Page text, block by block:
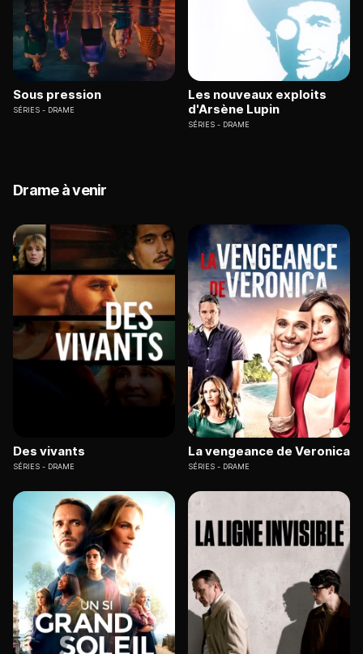
Sous pression
SÉRIES DRAME
Les nouveaux exploits
d'Arsène Lupin
SÉRIES DRAME
Drame à venir
Des vivants
SÉRIES DRAME
La vengeance de Veronica
SÉRIES DRAME